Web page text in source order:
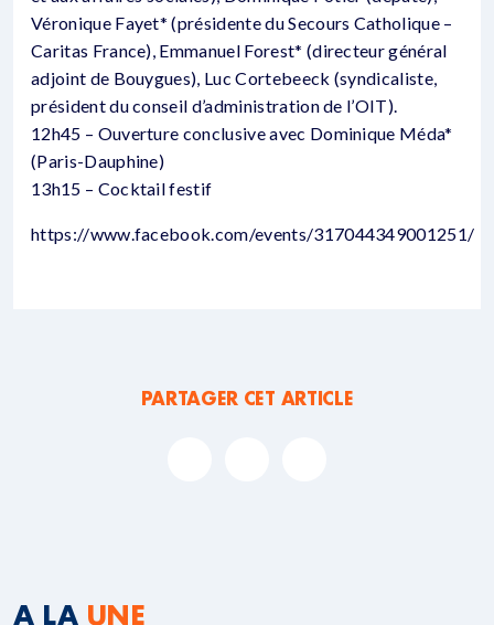
Véronique Fayet* (présidente du Secours Catholique –
Caritas France), Emmanuel Forest* (directeur général
adjoint de Bouygues), Luc Cortebeeck (syndicaliste,
président du conseil d’administration de l’OIT).
12h45 – Ouverture conclusive avec Dominique Méda*
(Paris-Dauphine)
13h15 – Cocktail festif
https://www.facebook.com/events/317044349001251/
PARTAGER CET ARTICLE
A LA UNE